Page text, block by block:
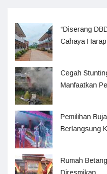
“Diserang
Cahaya
Cegah
Manfaatkan
Pemilihan
Berlangsung
Rumah